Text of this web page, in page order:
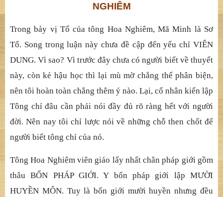
NGHIÊM
Trong bảy vị Tổ của tông Hoa Nghiêm, Mã Minh là Sơ
Tổ. Song trong luận này chưa đề cập đến yếu chỉ VIÊN
DUNG. Vì sao? Vì trước đây chưa có người biết về thuyết
này, còn kẻ hậu học thì lại mù mờ chẳng thể phân biện,
nên tôi hoàn toàn chẳng thêm ý nào. Lại, cổ nhân kiến lập
Tông chỉ đâu cần phải nói đầy đủ rõ ràng hết với người
đời. Nên nay tôi chỉ lược nói về những chỗ then chốt để
người biết tông chỉ của nó.
Tông Hoa Nghiêm viên giáo lấy nhất chân pháp giới gồm
thâu BỐN PHÁP GIỚI. Y bốn pháp giới lập MƯỜI
HUYỀN MÔN. Tuy là bốn giới mười huyền nhưng đều